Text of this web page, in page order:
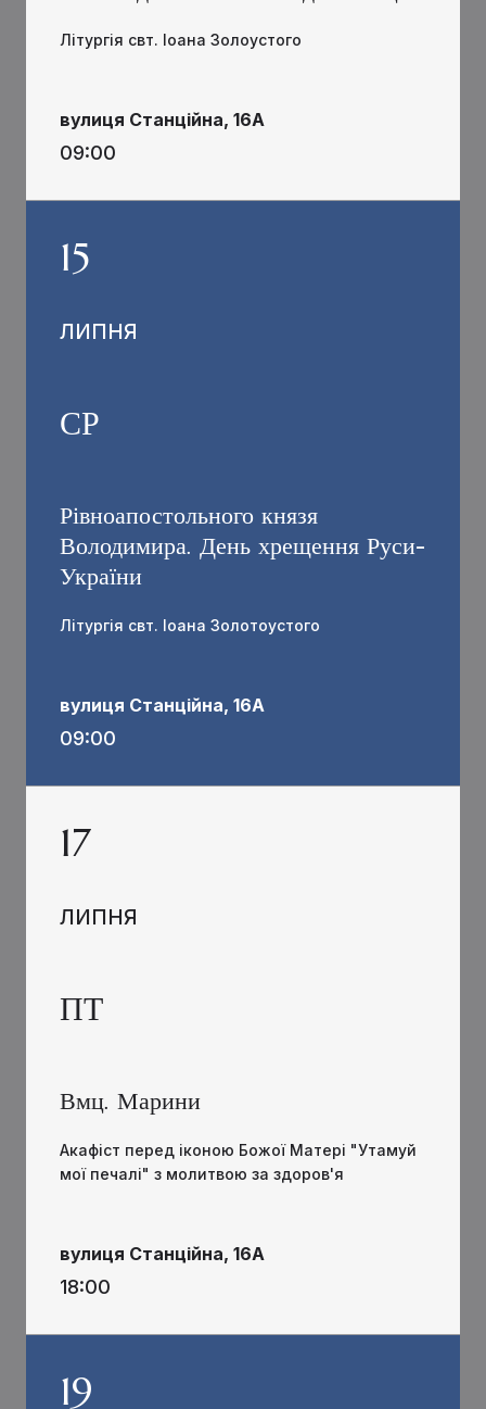
Літургія свт. Іоана Золоустого
вулиця Станційна, 16А
09:00
15
ЛИПНЯ
СР
Рівноапостольного князя
Володимира. День хрещення Руси-
України
Літургія свт. Іоана Золотоустого
вулиця Станційна, 16А
09:00
17
ЛИПНЯ
ПТ
Вмц. Марини
Акафіст перед іконою Божої Матері "Утамуй
мої печалі" з молитвою за здоров'я
вулиця Станційна, 16А
18:00
19